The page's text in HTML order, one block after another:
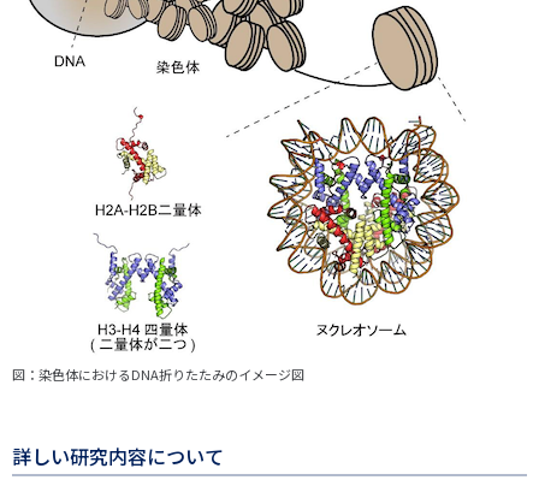
図：染色体におけるDNA折りたたみのイメージ図
詳しい研究内容について